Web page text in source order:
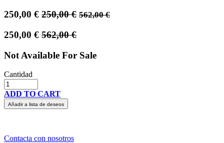
250,00 € 250,00€ 562,00€
250,00 € 562,00€
Not Available For Sale
Cantidad
ADD TO CART
Añadir a lista de deseos
Contacta con nosotros